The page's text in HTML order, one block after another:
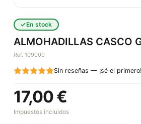
En stock
ALMOHADILLAS CASCO
Ref. 109000
Sin reseñas — ¡sé el primero!
17,00 €
Impuestos incluidos